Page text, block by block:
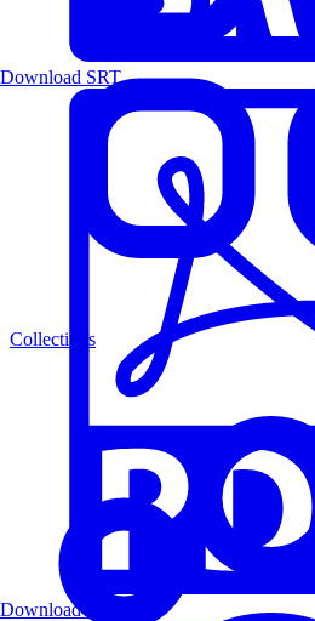
Collections
Download SRT
Download PDF